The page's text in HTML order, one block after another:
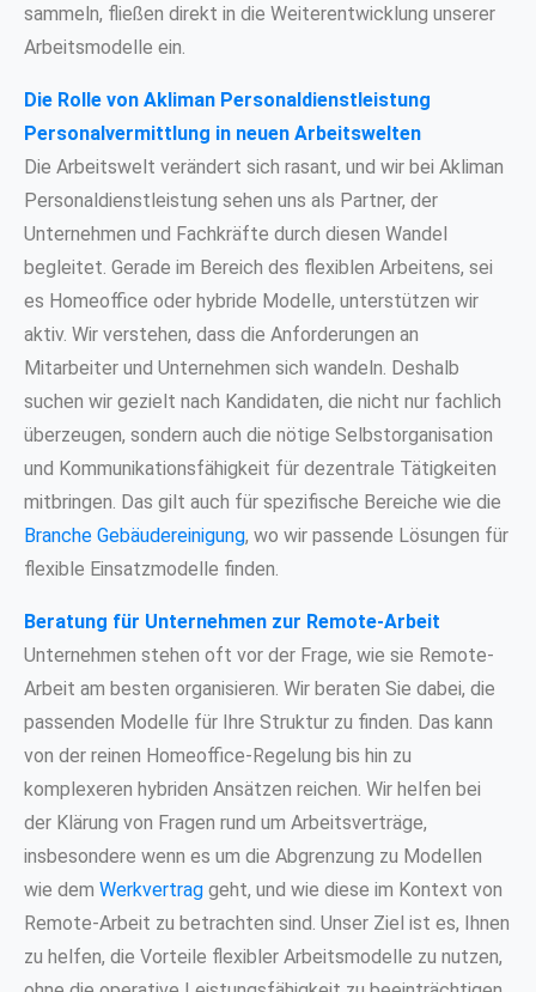
sammeln, fließen direkt in die Weiterentwicklung unserer
Arbeitsmodelle ein.
Die Rolle von Akliman Personaldienstleistung
Personalvermittlung in neuen Arbeitswelten
Die Arbeitswelt verändert sich rasant, und wir bei Akliman
Personaldienstleistung sehen uns als Partner, der
Unternehmen und Fachkräfte durch diesen Wandel
begleitet. Gerade im Bereich des flexiblen Arbeitens, sei
es Homeoffice oder hybride Modelle, unterstützen wir
aktiv. Wir verstehen, dass die Anforderungen an
Mitarbeiter und Unternehmen sich wandeln. Deshalb
suchen wir gezielt nach Kandidaten, die nicht nur fachlich
überzeugen, sondern auch die nötige Selbstorganisation
und Kommunikationsfähigkeit für dezentrale Tätigkeiten
mitbringen. Das gilt auch für spezifische Bereiche wie die
Branche Gebäudereinigung, wo wir passende Lösungen für
flexible Einsatzmodelle finden.
Beratung für Unternehmen zur Remote-Arbeit
Unternehmen stehen oft vor der Frage, wie sie Remote-
Arbeit am besten organisieren. Wir beraten Sie dabei, die
passenden Modelle für Ihre Struktur zu finden. Das kann
von der reinen Homeoffice-Regelung bis hin zu
komplexeren hybriden Ansätzen reichen. Wir helfen bei
der Klärung von Fragen rund um Arbeitsverträge,
insbesondere wenn es um die Abgrenzung zu Modellen
wie dem Werkvertrag geht, und wie diese im Kontext von
Remote-Arbeit zu betrachten sind. Unser Ziel ist es, Ihnen
zu helfen, die Vorteile flexibler Arbeitsmodelle zu nutzen,